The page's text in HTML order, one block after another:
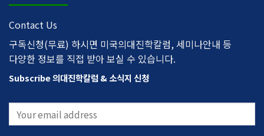
Contact Us
구독신청(무료) 하시면 미국의대진학칼럼, 세미나안내 등
다양한 정보를 직접 받아 보실 수 있습니다.
Subscribe 의대진학칼럼 & 소식지 신청